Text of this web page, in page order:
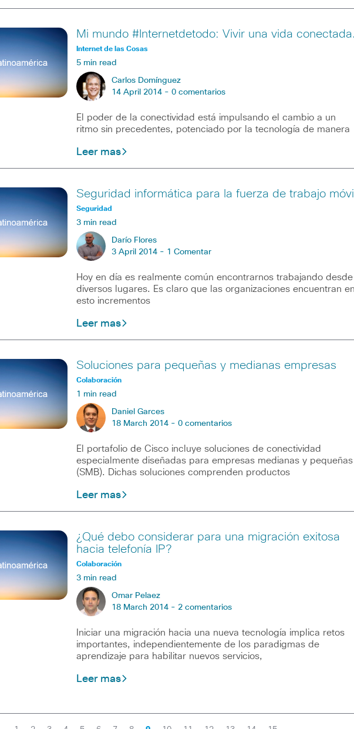
Mi mundo #Internetdetodo: Vivir una vida conectada.
Internet de las Cosas
5 min read
Carlos Domínguez
14 April 2014 - 0 comentarios
El poder de la conectividad está impulsando el cambio a un
ritmo sin precedentes, potenciado por la tecnología de manera
Leer mas
Seguridad informática para la fuerza de trabajo móvil
Seguridad
3 min read
Darío Flores
3 April 2014 - 1 Comentar
Hoy en día es realmente común encontrarnos trabajando desde
diversos lugares. Es claro que las organizaciones encuentran en
esto incrementos
Leer mas
Soluciones para pequeñas y medianas empresas
Colaboración
1 min read
Daniel Garces
18 March 2014 - 0 comentarios
El portafolio de Cisco incluye soluciones de conectividad
especialmente diseñadas para empresas medianas y pequeñas
(SMB). Dichas soluciones comprenden productos
Leer mas
¿Qué debo considerar para una migración exitosa
hacia telefonía IP?
Colaboración
3 min read
Omar Pelaez
18 March 2014 - 2 comentarios
Iniciar una migración hacia una nueva tecnología implica retos
importantes, independientemente de los paradigmas de
aprendizaje para habilitar nuevos servicios,
Leer mas